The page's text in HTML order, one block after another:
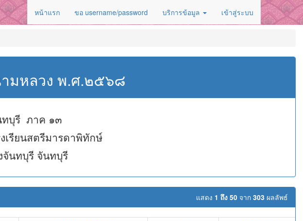
หน้าแรก ขอ username/password บริการข้อมูล เข้าสู่ระบบ
มหลวง พ.ศ.๒๕๖๘
ทบุรี ภาค ๑๓
รียนสตรีมารดาพิทักษ์
นทบุรี จันทบุรี
แสดง 1 ถึง 50 จาก 303 ผลลัพธ์